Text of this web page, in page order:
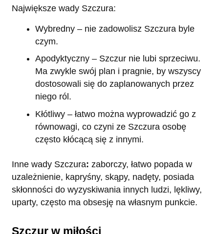
Największe wady Szczura:
Wybredny – nie zadowolisz Szczura byle
czym.
Apodyktyczny – Szczur nie lubi sprzeciwu.
Ma zwykle swój plan i pragnie, by wszyscy
dostosowali się do zaplanowanych przez
niego ról.
Kłótliwy – łatwo można wyprowadzić go z
równowagi, co czyni ze Szczura osobę
często kłócącą się z innymi.
Inne wady Szczura: zaborczy, łatwo popada w
uzależnienie, kapryśny, skąpy, nadęty, posiada
skłonności do wyzyskiwania innych ludzi, lękliwy,
uparty, często ma obsesję na własnym punkcie.
Szczur w miłości